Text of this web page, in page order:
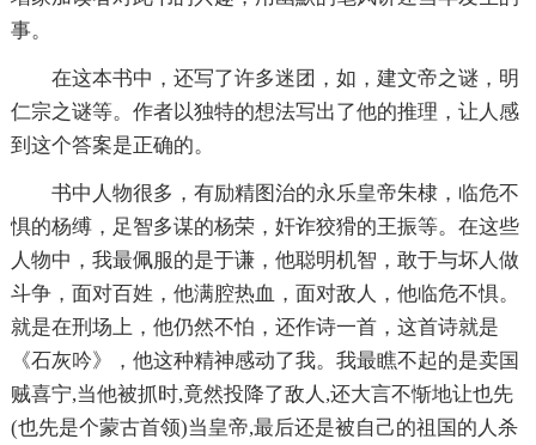
事。
在这本书中，还写了许多迷团，如，建文帝之谜，明
仁宗之谜等。作者以独特的想法写出了他的推理，让人感
到这个答案是正确的。
书中人物很多，有励精图治的永乐皇帝朱棣，临危不
惧的杨缚，足智多谋的杨荣，奸诈狡猾的王振等。在这些
人物中，我最佩服的是于谦，他聪明机智，敢于与坏人做
斗争，面对百姓，他满腔热血，面对敌人，他临危不惧。
就是在刑场上，他仍然不怕，还作诗一首，这首诗就是
《石灰吟》，他这种精神感动了我。我最瞧不起的是卖国
贼喜宁,当他被抓时,竟然投降了敌人,还大言不惭地让也先
(也先是个蒙古首领)当皇帝,最后还是被自己的祖国的人杀